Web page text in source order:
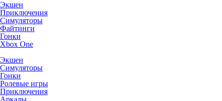
Экшен
Приключения
Симуляторы
Файтинги
Гонки
Xbox One
Экшен
Симуляторы
Гонки
Ролевые игры
Приключения
Аркады